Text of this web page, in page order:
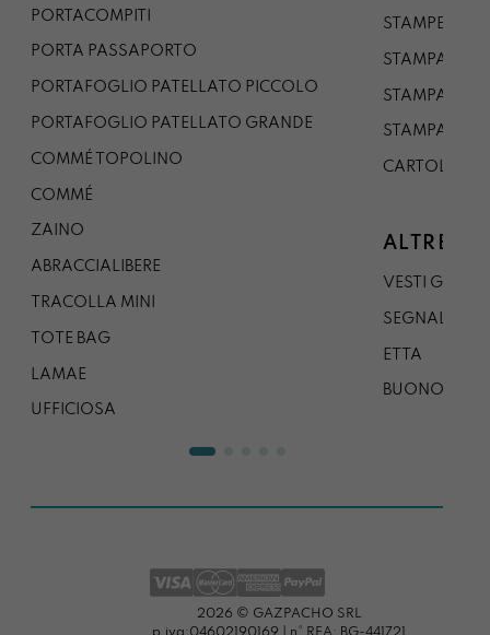
PORTACOMPITI
PORTA PASSAPORTO
PORTAFOGLIO PATELLATO PICCOLO
PORTAFOGLIO PATELLATO GRANDE
COMMÉ TOPOLINO
COMMÉ
ZAINO
ABRACCIALIBERE
TRACOLLA MINI
TOTE BAG
LAMAE
UFFICIOSA
STAMPE A5
STAMPA A3
STAMPA A1
STAMPA A0
CARTOLINA
ALTRE
VESTI
SEGNALIBRO
ETTA
BUONO
2026 © GAZPACHO SRL